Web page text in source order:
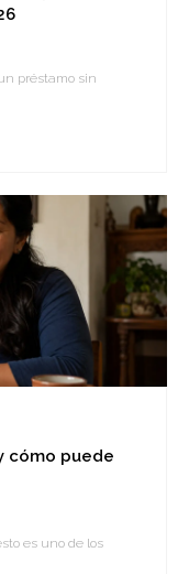
préstamo sin
cómo puede
es uno de los